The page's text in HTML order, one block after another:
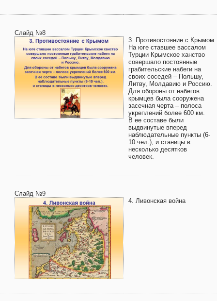
Слайд №8
3. Противостояние с Крымом
На юге ставшее вассалом
Турции Крымское ханство
совершало постоянные
грабительские набеги на
своих соседей – Польшу,
Литву, Молдавию и Россию.
Для обороны от набегов
крымцев была сооружена
засечная черта – полоса
укреплений более 600 км.
В ее составе были
выдвинутые вперед
наблюдательные пункты (6-
10 чел.), и станицы в
несколько десятков
человек.
Слайд №9
4. Ливонская война